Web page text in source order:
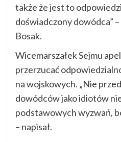
także że jest to
doświadczony dowódca”
Bosak.
Wicemarszałek Sejmu
przerzucać
na wojskowych. „Nie
dowódców jako idiotów
podstawowych wyzwań,
– napisał.